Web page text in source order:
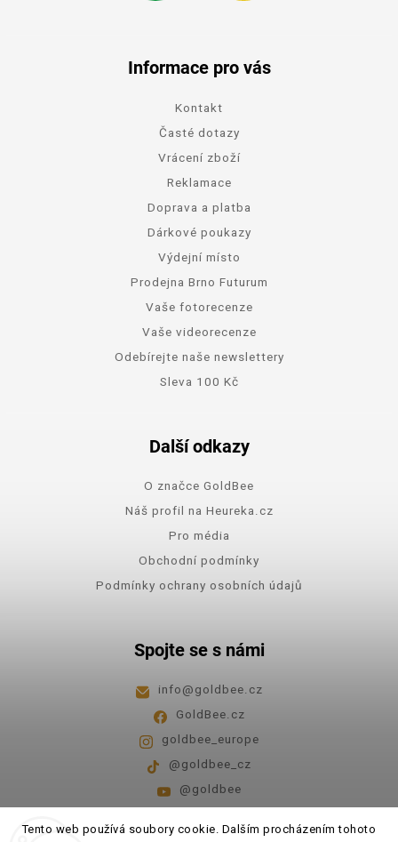
Tento web používá soubory cookie. Dalším procházením tohoto
Informace pro vás
Kontakt
Časté dotazy
Vrácení zboží
Reklamace
Doprava a platba
Dárkové poukazy
Výdejní místo
Prodejna Brno Futurum
Vaše fotorecenze
Vaše videorecenze
Odebírejte naše newslettery
Sleva 100 Kč
Další odkazy
O značce GoldBee
Náš profil na Heureka.cz
Pro média
Obchodní podmínky
Podmínky ochrany osobních údajů
Spojte se s námi
info@goldbee.cz
GoldBee.cz
goldbee_europe
@goldbee_cz
@goldbee
Pondělí - pátek 8:00-14:00